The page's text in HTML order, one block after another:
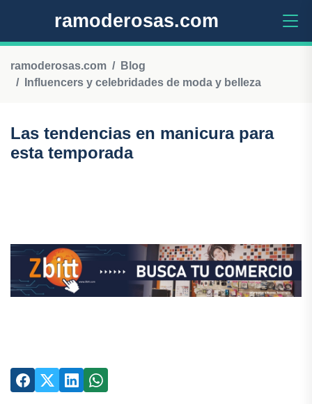
ramoderosas.com
ramoderosas.com
Blog
Influencers y celebridades de moda y belleza
Las tendencias en manicura para
esta temporada